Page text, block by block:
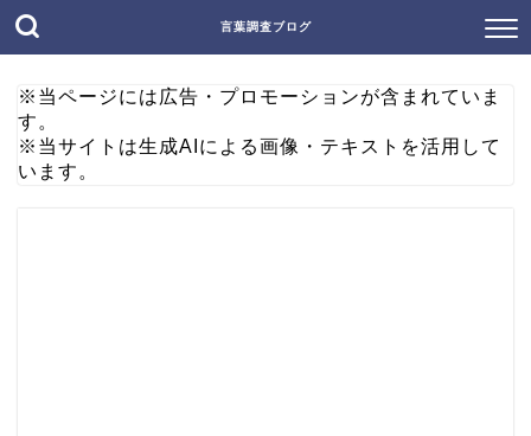
言葉調査ブログ
※当ページには広告・プロモーションが含まれていま
す。
※当サイトは生成AIによる画像・テキストを活用して
います。